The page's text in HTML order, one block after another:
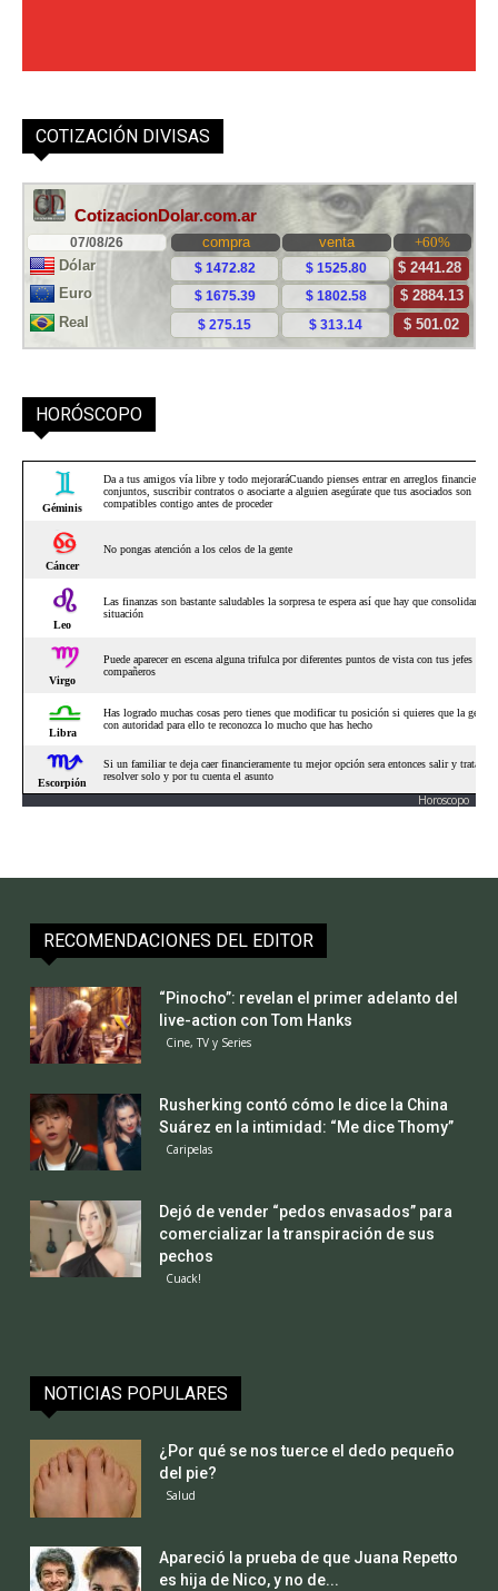
COTIZACIÓN DIVISAS
HORÓSCOPO
Horoscopo
RECOMENDACIONES DEL EDITOR
“Pinocho”: revelan el primer adelanto del
live-action con Tom Hanks
Cine, TV y Series
Rusherking contó cómo le dice la China
Suárez en la intimidad: “Me dice Thomy”
Caripelas
Dejó de vender “pedos envasados” para
comercializar la transpiración de sus
pechos
Cuack!
NOTICIAS POPULARES
¿Por qué se nos tuerce el dedo pequeño
del pie?
Salud
Apareció la prueba de que Juana Repetto
es hija de Nico, y no de...